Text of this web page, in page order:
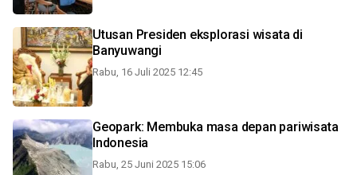
Utusan Presiden eksplorasi wisata di
Banyuwangi
Rabu, 16 Juli 2025 12:45
Geopark: Membuka masa depan pariwisata
Indonesia
Rabu, 25 Juni 2025 15:06